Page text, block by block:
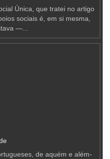
Única, que tratei no artigo
sociais é, em si mesma,
—...
de aquém e além-